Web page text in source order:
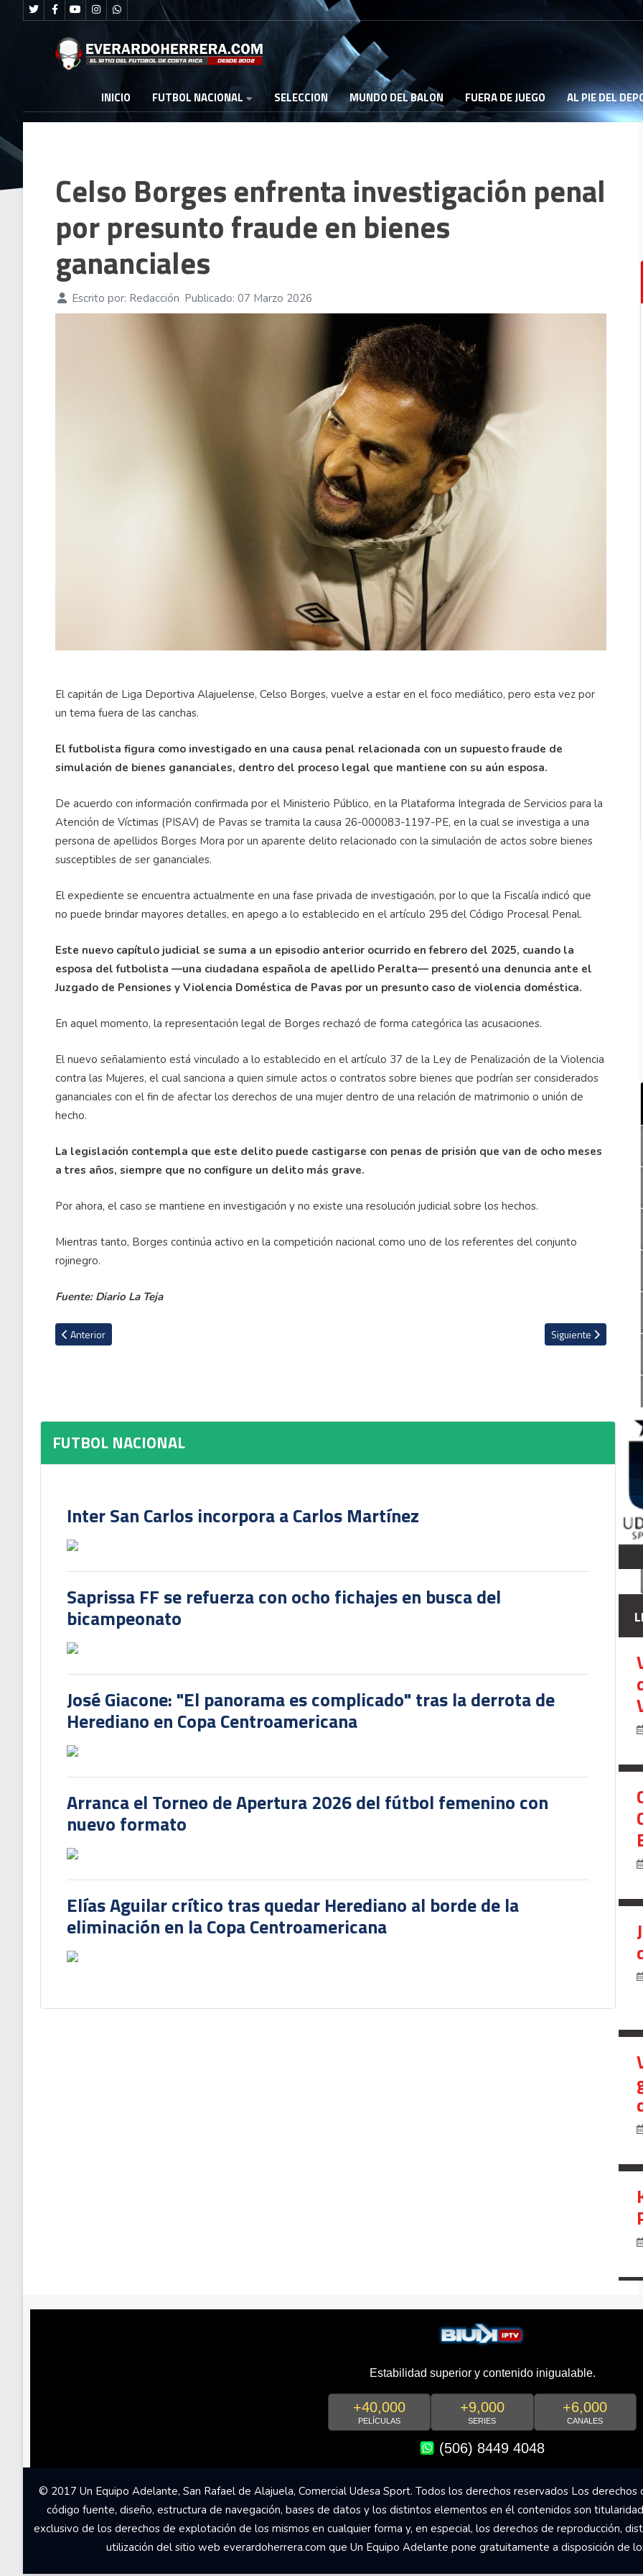
INICIO FUTBOL NACIONAL SELECCION MUNDO DEL BALON FUERA DE JUEGO AL PIE DEL
Celso Borges enfrenta investigación penal
por presunto fraude en bienes
gananciales
Escrito por: Redacción Publicado: 07 Marzo 2026
El capitán de Liga Deportiva Alajuelense, Celso Borges, vuelve a estar en el foco mediático, pero esta vez por
un tema fuera de las canchas.
El futbolista figura como investigado en una causa penal relacionada con un supuesto fraude de
simulación de bienes gananciales, dentro del proceso legal que mantiene con su aún esposa.
De acuerdo con información confirmada por el Ministerio Público, en la Plataforma Integrada de Servicios para la
Atención de Víctimas (PISAV) de Pavas se tramita la causa 26-000083-1197-PE, en la cual se investiga a una
persona de apellidos Borges Mora por un aparente delito relacionado con la simulación de actos sobre bienes
susceptibles de ser gananciales.
El expediente se encuentra actualmente en una fase privada de investigación, por lo que la Fiscalía indicó que
no puede brindar mayores detalles, en apego a lo establecido en el artículo 295 del Código Procesal Penal.
Este nuevo capítulo judicial se suma a un episodio anterior ocurrido en febrero del 2025, cuando la
esposa del futbolista —una ciudadana española de apellido Peralta— presentó una denuncia ante el
Juzgado de Pensiones y Violencia Doméstica de Pavas por un presunto caso de violencia doméstica.
En aquel momento, la representación legal de Borges rechazó de forma categórica las acusaciones.
El nuevo señalamiento está vinculado a lo establecido en el artículo 37 de la Ley de Penalización de la Violencia
contra las Mujeres, el cual sanciona a quien simule actos o contratos sobre bienes que podrían ser considerados
gananciales con el fin de afectar los derechos de una mujer dentro de una relación de matrimonio o unión de
hecho.
La legislación contempla que este delito puede castigarse con penas de prisión que van de ocho meses
a tres años, siempre que no configure un delito más grave.
Por ahora, el caso se mantiene en investigación y no existe una resolución judicial sobre los hechos.
Mientras tanto, Borges continúa activo en la competición nacional como uno de los referentes del conjunto
rojinegro.
Fuente: Diario La Teja
Artículo anterior: Marianela Araya tendrá la responsabilidad de dirigir duelo entre Saprissa y Herediano
Anterior Artículo siguiente:
Siguiente
FUTBOL NACIONAL
Inter San Carlos incorpora a Carlos Martínez
Saprissa FF se refuerza con ocho fichajes en busca del
bicampeonato
José Giacone: "El panorama es complicado" tras la derrota de
Herediano en Copa Centroamericana
Arranca el Torneo de Apertura 2026 del fútbol femenino con
nuevo formato
Elías Aguilar crítico tras quedar Herediano al borde de la
eliminación en la Copa Centroamericana
Estabilidad superior y contenido inigualable.
+40,000
PELÍCULAS
+9,000
SERIES
+6,000
CANALES
(506) 8449 4048
© 2017 Un Equipo Adelante, San Rafael de Alajuela, Comercial Udesa Sport. Todos los derechos reservados Los
código fuente, diseño, estructura de navegación, bases de datos y los distintos elementos en él contenidos son
exclusivo de los derechos de explotación de los mismos en cualquier forma y, en especial, los derechos de reproducción,
utilización del sitio web everardoherrera.com que Un Equipo Adelante pone gratuitamente a disposición de